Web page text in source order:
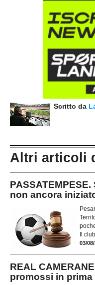
Scritto da
Altri articoli
non ancora
Il
03/
REAL
promossi in prima